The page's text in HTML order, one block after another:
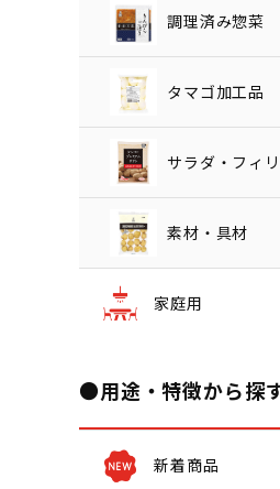
調理済み惣菜
タマゴ加工品
サラダ・フィ
素材・具材
家庭用
●用途・特徴から探
新着商品